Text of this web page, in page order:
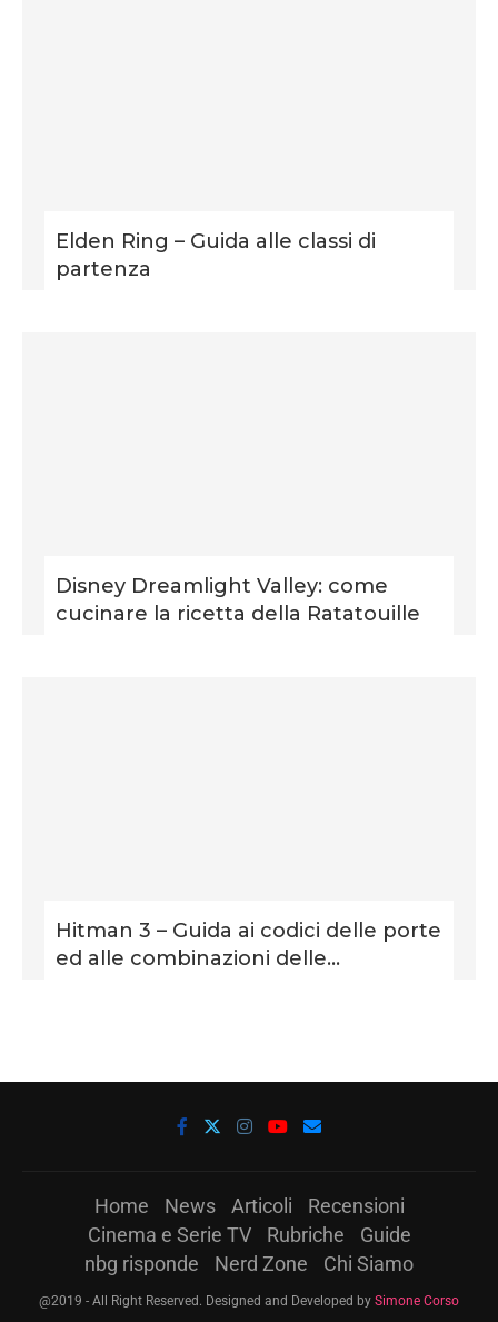
Elden Ring – Guida alle classi di
partenza
Disney Dreamlight Valley: come
cucinare la ricetta della Ratatouille
Hitman 3 – Guida ai codici delle porte
ed alle combinazioni delle...
Home News Articoli
Recensioni
Cinema e Serie TV
Rubriche
Guide
nbg risponde
Nerd Zone Chi Siamo
@2019 - All Right Reserved. Designed and Developed by Simone Corso